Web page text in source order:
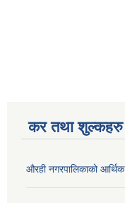
कर तथा शुल्कहरु
औरही नगरपालिकाको